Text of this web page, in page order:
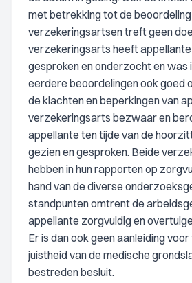
met betrekking tot de
verzekeringsartsen treft geen
verzekeringsarts heeft
gesproken en onderzocht en was
eerdere beoordelingen ook goed
de klachten en beperkingen van
verzekeringsarts bezwaar en
appellante ten tijde van de
gezien en gesproken. Beide
hebben in hun rapporten op
hand van de diverse
standpunten omtrent de
appellante zorgvuldig en
Er is dan ook geen aanleiding
juistheid van de medische
bestreden besluit.